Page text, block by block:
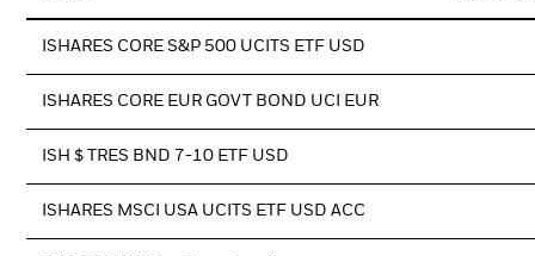
ISHARES CORE S&P 500 UCITS ETF USD
ISHARES CORE EUR GOVT BOND UCI EUR
ISH $ TRES BND 7-10 ETF USD
ISHARES MSCI USA UCITS ETF USD ACC